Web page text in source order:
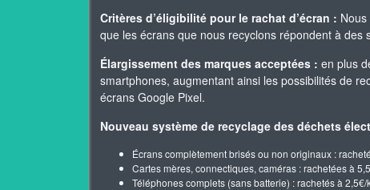
Critères d’éligibilité pour le rachat d’écran :
que les écrans que nous recyclons répondent à
Élargissement des marques acceptées : en plus
smartphones, augmentant ainsi les possibilités de
écrans Google Pixel.
Nouveau système de recyclage des déchets
Écrans complètement brisés ou non originaux :
Cartes mères, connectiques, caméras : rachetées à
Téléphones complets (sans batterie) : rachetés à 2,5€/